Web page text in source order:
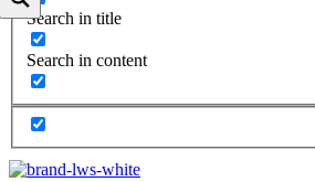
Search in title
Search in content